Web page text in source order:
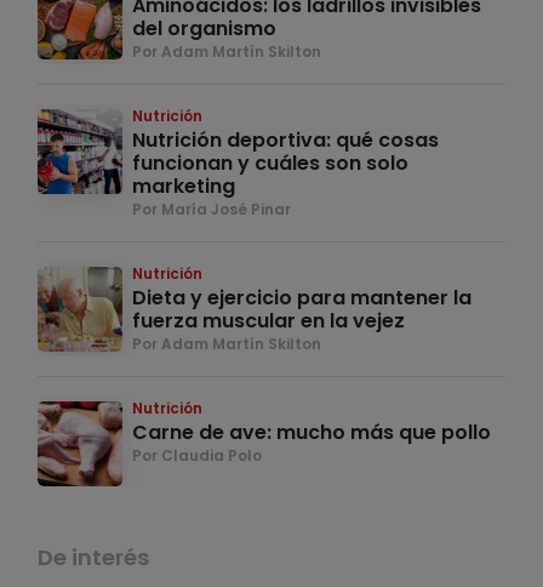
del organismo
Por Adam Martín Skilton
Nutrición
Nutrición deportiva: qué cosas
funcionan y cuáles son solo
marketing
Por María José Pinar
Nutrición
Dieta y ejercicio para mantener la
fuerza muscular en la vejez
Por Adam Martín Skilton
Nutrición
Carne de ave: mucho más que pollo
Por Claudia Polo
De interés